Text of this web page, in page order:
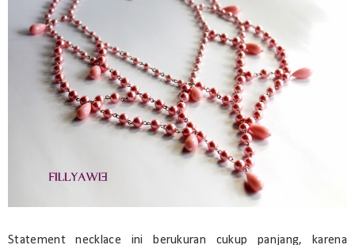
Statement necklace ini berukuran cukup panjang, karena